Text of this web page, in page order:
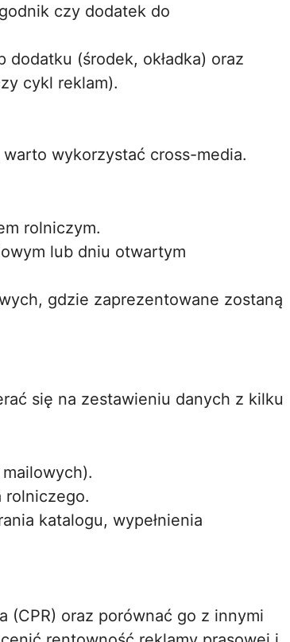
czy dodatek do
dodatku (środek, okładka) oraz
cykl reklam).
wykorzystać cross-media.
rolniczym.
lub dniu otwartym
gdzie zaprezentowane zostaną
się na zestawieniu danych z kilku
rolniczego.
katalogu, wypełnienia
oraz porównać go z innymi